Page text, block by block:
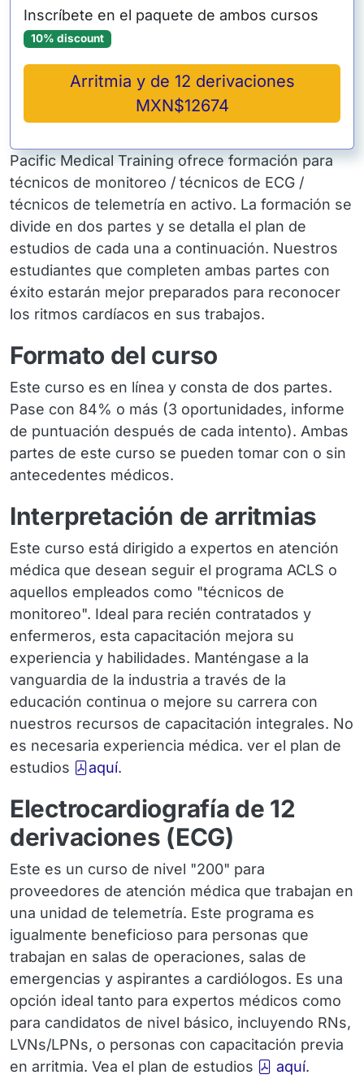
Inscríbete en el paquete de ambos cursos
10% discount
Arritmia y de 12 derivaciones
MXN$12674
Pacific Medical Training ofrece formación para
técnicos de monitoreo / técnicos de ECG /
técnicos de telemetría en activo. La formación se
divide en dos partes y se detalla el plan de
estudios de cada una a continuación. Nuestros
estudiantes que completen ambas partes con
éxito estarán mejor preparados para reconocer
los ritmos cardíacos en sus trabajos.
Formato del curso
Este curso es en línea y consta de dos partes.
Pase con 84% o más (3 oportunidades, informe
de puntuación después de cada intento). Ambas
partes de este curso se pueden tomar con o sin
antecedentes médicos.
Interpretación de arritmias
Este curso está dirigido a expertos en atención
médica que desean seguir el programa ACLS o
aquellos empleados como "técnicos de
monitoreo". Ideal para recién contratados y
enfermeros, esta capacitación mejora su
experiencia y habilidades. Manténgase a la
vanguardia de la industria a través de la
educación continua o mejore su carrera con
nuestros recursos de capacitación integrales. No
es necesaria experiencia médica. ver el plan de
estudios
aquí.
Electrocardiografía de 12
derivaciones (ECG)
Este es un curso de nivel "200" para
proveedores de atención médica que trabajan en
una unidad de telemetría. Este programa es
igualmente beneficioso para personas que
trabajan en salas de operaciones, salas de
emergencias y aspirantes a cardiólogos. Es una
opción ideal tanto para expertos médicos como
para candidatos de nivel básico, incluyendo RNs,
LVNs/LPNs, o personas con capacitación previa
en arritmia. Vea el plan de estudios
aquí.